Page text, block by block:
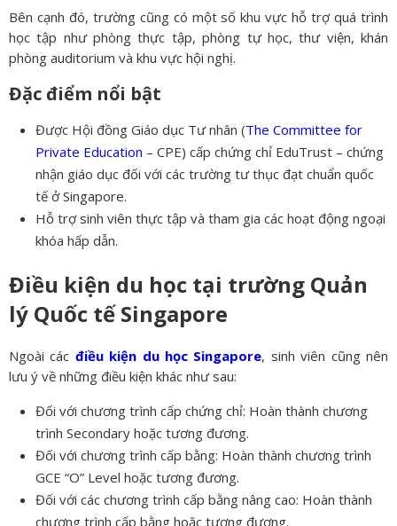
Bên cạnh đó, trường cũng có một số khu vực hỗ trợ quá trình
học tập như phòng thực tập, phòng tự học, thư viện, khán
phòng auditorium và khu vực hội nghị.
Đặc điểm nổi bật
Được Hội đồng Giáo dục Tư nhân (The Committee for
Private Education – CPE) cấp chứng chỉ EduTrust – chứng
nhận giáo dục đối với các trường tư thục đạt chuẩn quốc
tế ở Singapore.
Hỗ trợ sinh viên thực tập và tham gia các hoạt động ngoại
khóa hấp dẫn.
Điều kiện du học tại trường Quản
lý Quốc tế Singapore
Ngoài các điều kiện du học Singapore, sinh viên cũng nên
lưu ý về những điều kiện khác như sau:
Đối với chương trình cấp chứng chỉ: Hoàn thành chương
trình Secondary hoặc tương đương.
Đối với chương trình cấp bằng: Hoàn thành chương trình
GCE “O” Level hoặc tương đương.
Đối với các chương trình cấp bằng nâng cao: Hoàn thành
chương trình cấp bằng hoặc tương đương.